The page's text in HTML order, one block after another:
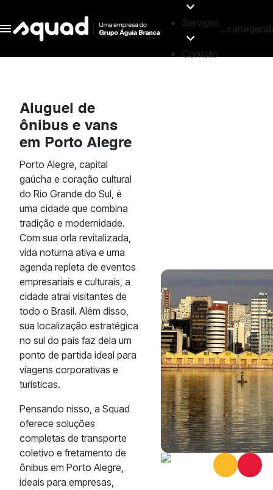
Serviços
Contato
Aluguel de
ônibus e vans
em Porto Alegre
Porto Alegre, capital
gaúcha e coração cultural
do Rio Grande do Sul, é
uma cidade que combina
tradição e modernidade.
Com sua orla revitalizada,
vida noturna ativa e uma
agenda repleta de eventos
empresariais e culturais, a
cidade atrai visitantes de
todo o Brasil. Além disso,
sua localização estratégica
no sul do país faz dela um
ponto de partida ideal para
viagens corporativas e
turísticas.
Pensando nisso, a Squad
oferece soluções
completas de transporte
coletivo e fretamento de
ônibus em Porto Alegre,
ideais para empresas,